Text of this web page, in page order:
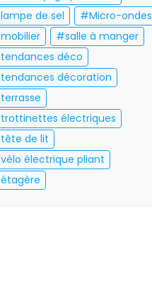
lampe de sel
Micro-ondes
mobilier
salle à manger
tendances déco
tendances décoration
terrasse
trottinettes électriques
tête de lit
vélo électrique pliant
étagère